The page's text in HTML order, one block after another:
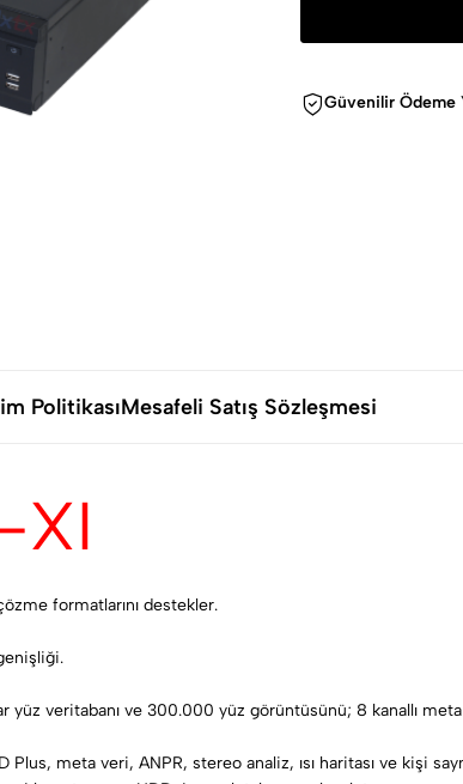
Güvenilir Ödeme
PolitikasıMesafeli Satış Sözleşmesi
XI
formatlarını destekler.
yüz veritabanı ve 300.000 yüz görüntüsünü; 8 kanallı meta
Plus, meta veri, ANPR, stereo analiz, ısı haritası ve kişi